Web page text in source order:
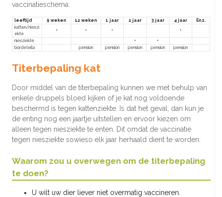
vaccinatieschema:
leeftijd 9 weken 12 weken 1 jaar 2 jaar 3 jaar 4 jaar
Enz.
katten/nieszi
ekte
+ + + +
niesziekte +
+
bordetella
pension pension pension pension pension
Titerbepaling kat
Door middel van de titerbepaling kunnen we met behulp van
enkele druppels bloed kijken of je kat nog voldoende
beschermd is tegen kattenziekte. Is dat het geval, dan kun je
de enting nog een jaartje uitstellen en ervoor kiezen om
alleen tegen niesziekte te enten. Dit omdat de vaccinatie
tegen niesziekte sowieso elk jaar herhaald dient te worden.
Waarom zou u overwegen om de titerbepaling
te doen?
U wilt uw dier liever niet overmatig vaccineren.